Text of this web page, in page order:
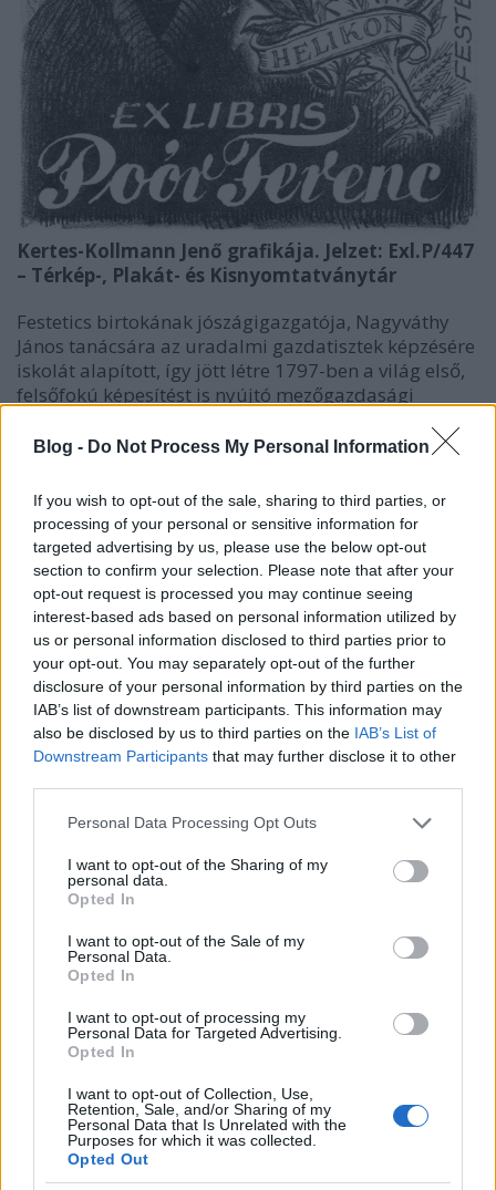
Blog - Do Not Process My Personal Information
If you wish to opt-out of the sale, sharing to third parties, or
processing of your personal or sensitive information for
targeted advertising by us, please use the below opt-out
section to confirm your selection. Please note that after your
opt-out request is processed you may continue seeing
interest-based ads based on personal information utilized by
us or personal information disclosed to third parties prior to
your opt-out. You may separately opt-out of the further
disclosure of your personal information by third parties on the
IAB’s list of downstream participants. This information may
also be disclosed by us to third parties on the IAB’s List of
Downstream Participants that may further disclose it to other
Please note that this website/app uses one or more Google
not limited to your visit or usage behaviour. You may click to
grant or deny consent to Google and its third-party tags to
use your data for below specified purposes in below Google
consent section.
Personal Data Processing Opt Outs
I want to opt-out of the Sharing of my
personal data.
Opted In
I want to opt-out of the Sale of my
Personal Data.
Opted In
I want to opt-out of processing my
Personal Data for Targeted Advertising.
Opted In
I want to opt-out of Collection, Use,
Retention, Sale, and/or Sharing of my
Personal Data that Is Unrelated with the
Purposes for which it was collected.
Opted Out
Kertes-Kollmann Jenő grafikája. Jelzet: Exl.P/447
– Térkép-, Plakát- és Kisnyomtatványtár
Festetics birtokának jószágigazgatója, Nagyváthy
János tanácsára az uradalmi gazdatisztek képzésére
iskolát alapított, így jött létre 1797-ben a világ első,
felsőfokú képesítést is nyújtó mezőgazdasági
Nagyváthy lett, aki szintén szerepel egy ex librisen.
Kertes-Kollmann Jenő grafikája. Jelzet: Exl.P/452
– Térkép-, Plakát- és Kisnyomtatványtár
Festetics György 1817-től Keszthelyi Helikoni
Ünnepségek elnevezéssel irodalmi